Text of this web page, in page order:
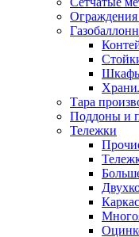
Ограждения
Шкафы
Тара
Поддоны и
Тележки